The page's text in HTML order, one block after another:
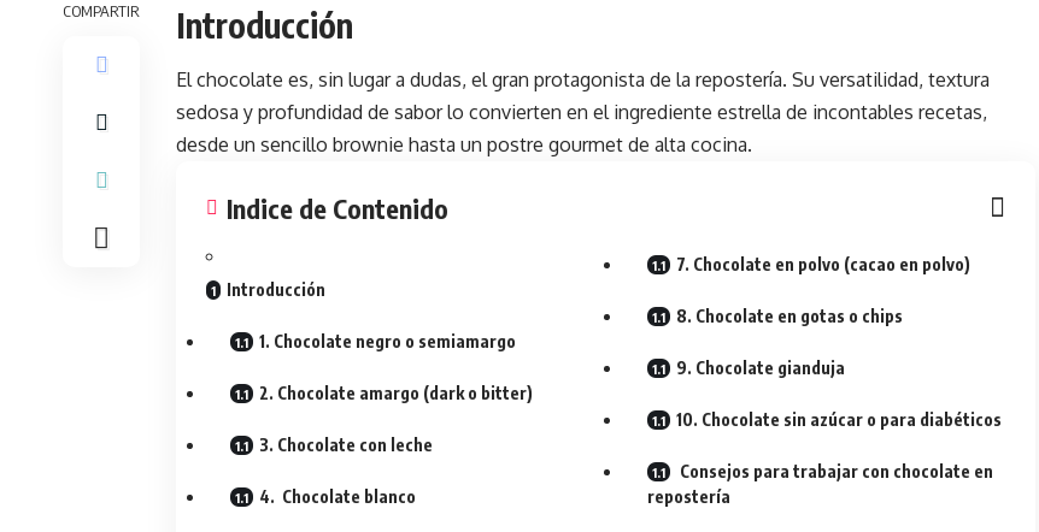
COMPARTIR Introducción
El chocolate es, sin lugar a dudas, el gran protagonista de la repostería. Su versatilidad, textura
sedosa y profundidad de sabor lo convierten en el ingrediente estrella de incontables recetas,
desde un sencillo brownie hasta un postre gourmet de alta cocina.
Indice de Contenido
Introducción
1. Chocolate negro o semiamargo
2. Chocolate amargo (dark o bitter)
3. Chocolate con leche
4. Chocolate blanco
7. Chocolate en polvo (cacao en polvo)
8. Chocolate en gotas o chips
9. Chocolate gianduja
10. Chocolate sin azúcar o para diabéticos
Consejos para trabajar con chocolate en
repostería